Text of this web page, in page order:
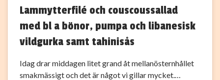
Lammytterfilé och couscoussallad
med bl a bönor, pumpa och libanesisk
vildgurka samt tahinisås
Idag drar middagen litet grand åt mellanösternhållet
smakmässigt och det är något vi gillar mycket.…